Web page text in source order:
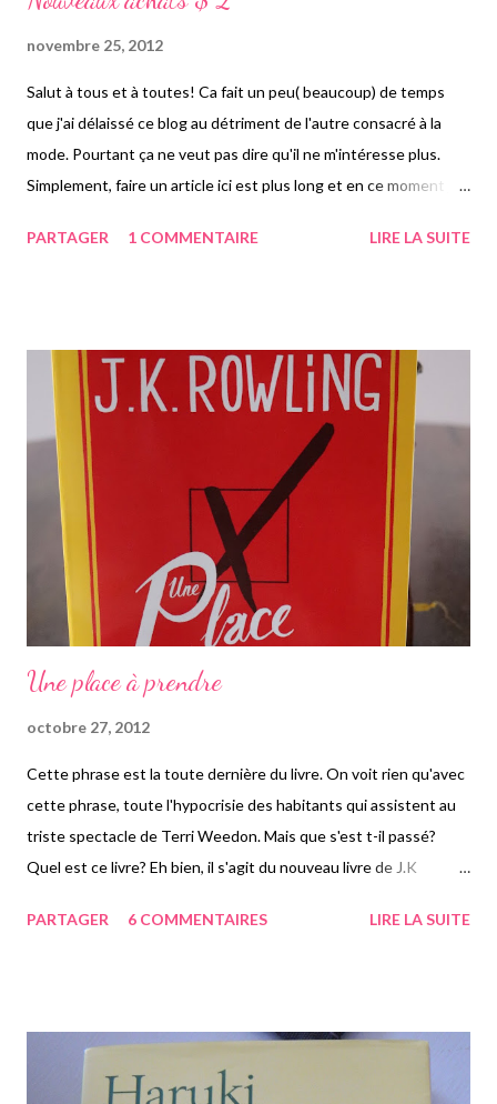
novembre 25, 2012
Salut à tous et à toutes! Ca fait un peu( beaucoup) de temps
que j'ai délaissé ce blog au détriment de l'autre consacré à la
mode. Pourtant ça ne veut pas dire qu'il ne m'intéresse plus.
Simplement, faire un article ici est plus long et en ce moment je
mes trois derniers achats. Le Procès de KAFKA, livre très connu
badine pas avec l'amour et Confession d'un enfant du siècle ,
tous deux de Musset. Je les ai achetés dans le cadre du cours
de littérature, car dans l'optique de Lorenzaccio, il est bien de
lire d'autres oeuvres de Musset. Je vous en redirai quelques
mots, lorsque je les aurai lus. Le procès coûte 4,5€. On ne
badine pas avec l'amour: 2,95€ et Confession d'un en...
PARTAGER 1 COMMENTAIRE LIRE LA SUITE
Une place à prendre
octobre 27, 2012
Cette phrase est la toute dernière du livre. On voit rien qu'avec
cette phrase, toute l'hypocrisie des habitants qui assistent au
triste spectacle de Terri Weedon. Mais que s'est t-il passé?
Quel est ce livre? Eh bien, il s'agit du nouveau livre de J.K
pas Harry Potter, mais ce livre est tout de même très bien. Bref,
hommes de familles vont la vouloir. Chaque chapitre du livre
prend un point de vue différent à chaque fois, de chaque famille
PARTAGER 6 COMMENTAIRES LIRE LA SUITE